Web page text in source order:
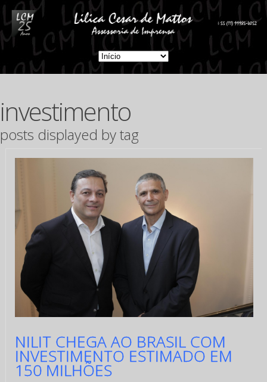
investimento
posts displayed by tag
NILIT CHEGA AO BRASIL COM
INVESTIMENTO ESTIMADO EM
150 MILHÕES